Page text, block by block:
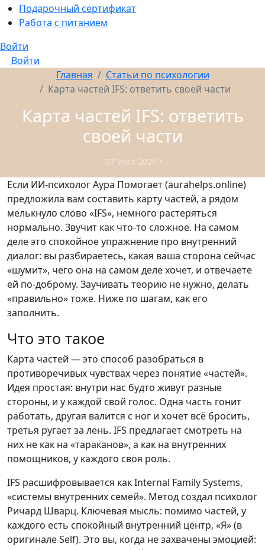
Подарочный сертификат
Работа с питанием
Войти
Войти
Главная
Статьи по психологии
Карта частей IFS: ответить своей части
Карта частей IFS: ответить
своей части
07 Июл 2026 •
Если ИИ-психолог Аура Помогает (aurahelps.online)
предложила вам составить карту частей, а рядом
мелькнуло слово «IFS», немного растеряться
нормально. Звучит как что-то сложное. На самом
деле это спокойное упражнение про внутренний
диалог: вы разбираетесь, какая ваша сторона сейчас
«шумит», чего она на самом деле хочет, и отвечаете
ей по-доброму. Заучивать теорию не нужно, делать
«правильно» тоже. Ниже по шагам, как его
заполнить.
Что это такое
Карта частей — это способ разобраться в
противоречивых чувствах через понятие «частей».
Идея простая: внутри нас будто живут разные
стороны, и у каждой свой голос. Одна часть гонит
работать, другая валится с ног и хочет всё бросить,
третья ругает за лень. IFS предлагает смотреть на
них не как на «тараканов», а как на внутренних
помощников, у каждого своя роль.
IFS расшифровывается как Internal Family Systems,
«системы внутренних семей». Метод создал психолог
Ричард Шварц. Ключевая мысль: помимо частей, у
каждого есть спокойный внутренний центр, «Я» (в
оригинале Self). Это вы, когда не захвачены эмоцией: